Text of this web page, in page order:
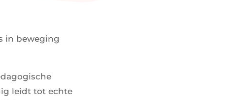
in beweging
leidt tot echte